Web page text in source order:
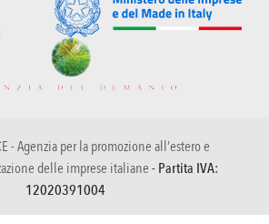
- Agenzia per la promozione all’estero e
delle imprese italiane - Partita IVA:
12020391004